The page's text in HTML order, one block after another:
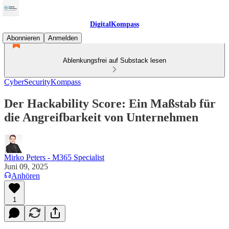
DigitalKompass
Abonnieren
Anmelden
Ablenkungsfrei auf Substack lesen
CyberSecurityKompass
Der Hackability Score: Ein Maßstab für
die Angreifbarkeit von Unternehmen
Mirko Peters - M365 Specialist
Juni 09, 2025
Anhören
1